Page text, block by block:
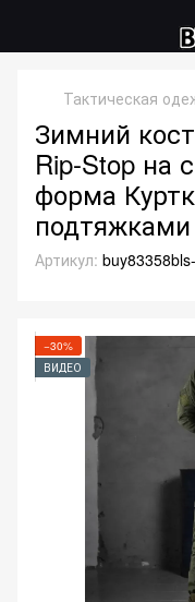
Тактическая
Зимний
Rip-Stop на
форма
Артикул:
−30%
ВИДЕО